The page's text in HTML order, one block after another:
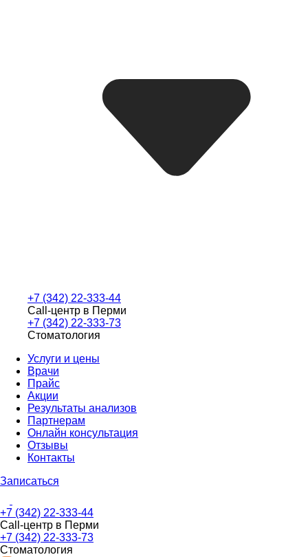
+7 (342) 22-333-44
Call-центр в Перми
+7 (342) 22-333-73
Стоматология
Услуги и цены
Врачи
Прайс
Акции
Результаты анализов
Партнерам
Онлайн консультация
Отзывы
Контакты
Записаться
+7 (342) 22-333-44
Call-центр в Перми
+7 (342) 22-333-73
Стоматология